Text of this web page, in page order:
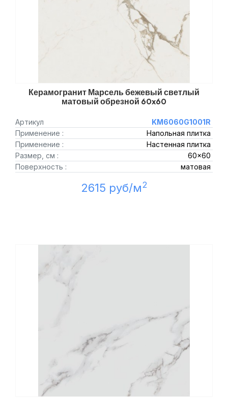
Керамогранит Марсель бежевый светлый
матовый обрезной 60x60
Артикул
KM6060G1001R
Применение :
Напольная плитка
Применение :
Настенная плитка
Размер, см :
60x60
Поверхность :
матовая
2615 руб/м2